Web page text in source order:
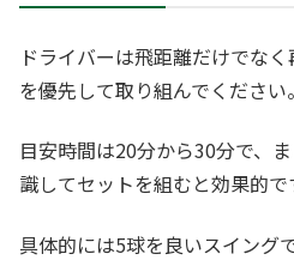
ドライバーは飛距離だけでな
を優先して取り組んでください。
目安時間は20分から30分で、
識してセットを組むと効果的で
具体的には5球を良いスイング